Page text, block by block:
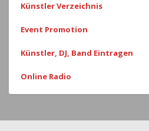
Künstler Verzeichnis
Event Promotion
Künstler, DJ, Band Eintragen
Online Radio